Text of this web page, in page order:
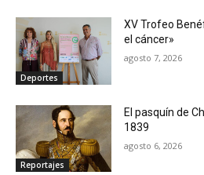
Deportes
XV Trofeo
el cáncer»
agosto 7, 2026
Reportajes
El pasquín de
1839
agosto 6, 2026